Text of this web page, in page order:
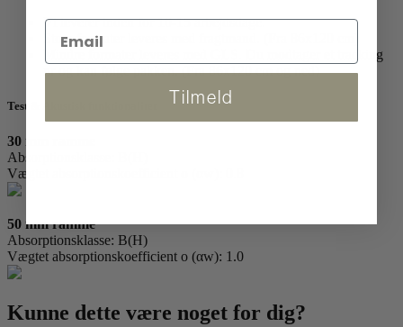
Vi leverer inden for 10-15 arbejdsdage.
Store formater leveres med fragtmand. (Fra 86x120 cm)
Mindre formater leveres med GLS. Du modtager et tracking
nr og kan følge pakken. (Fra 86x120 cm og ned)
Test & Akustisk funktionalitet
30 mm ramme
Absorptionsklasse: B(H)
Vægtet absorptionskoefficient o (αw): 0.8
50 mm ramme
Absorptionsklasse: B(H)
Vægtet absorptionskoefficient o (αw): 1.0
Kunne dette være noget for dig?
Tilmeld